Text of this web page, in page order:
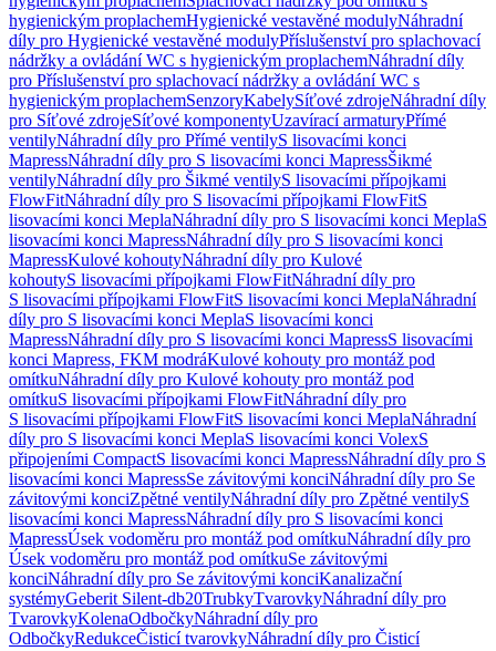
hygienickým proplachemHygienické vestavěné modulyNáhradní
díly pro Hygienické vestavěné modulyPříslušenství pro splachovací
nádržky a ovládání WC s hygienickým proplachemNáhradní díly
pro Příslušenství pro splachovací nádržky a ovládání WC s
hygienickým proplachemSenzoryKabelySíťové zdrojeNáhradní díly
pro Síťové zdrojeSíťové komponentyUzavírací armaturyPřímé
ventilyNáhradní díly pro Přímé ventilyS lisovacími konci
MapressNáhradní díly pro S lisovacími konci MapressŠikmé
ventilyNáhradní díly pro Šikmé ventilyS lisovacími přípojkami
FlowFitNáhradní díly pro S lisovacími přípojkami FlowFitS
lisovacími konci MeplaNáhradní díly pro S lisovacími konci MeplaS
lisovacími konci MapressNáhradní díly pro S lisovacími konci
MapressKulové kohoutyNáhradní díly pro Kulové
kohoutyS lisovacími přípojkami FlowFitNáhradní díly pro
S lisovacími přípojkami FlowFitS lisovacími konci MeplaNáhradní
díly pro S lisovacími konci MeplaS lisovacími konci
MapressNáhradní díly pro S lisovacími konci MapressS lisovacími
konci Mapress, FKM modráKulové kohouty pro montáž pod
omítkuNáhradní díly pro Kulové kohouty pro montáž pod
omítkuS lisovacími přípojkami FlowFitNáhradní díly pro
S lisovacími přípojkami FlowFitS lisovacími konci MeplaNáhradní
díly pro S lisovacími konci MeplaS lisovacími konci VolexS
připojeními CompactS lisovacími konci MapressNáhradní díly pro S
lisovacími konci MapressSe závitovými konciNáhradní díly pro Se
závitovými konciZpětné ventilyNáhradní díly pro Zpětné ventilyS
lisovacími konci MapressNáhradní díly pro S lisovacími konci
MapressÚsek vodoměru pro montáž pod omítkuNáhradní díly pro
Úsek vodoměru pro montáž pod omítkuSe závitovými
konciNáhradní díly pro Se závitovými konciKanalizační
systémyGeberit Silent-db20TrubkyTvarovkyNáhradní díly pro
TvarovkyKolenaOdbočkyNáhradní díly pro
OdbočkyRedukceČisticí tvarovkyNáhradní díly pro Čisticí